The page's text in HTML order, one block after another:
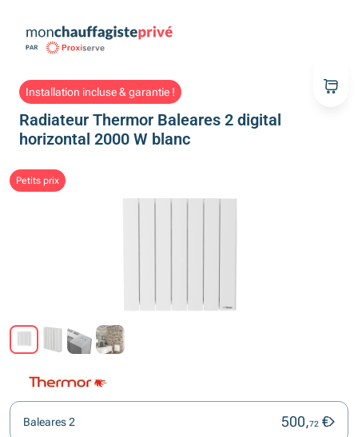
Installation incluse & garantie !
Radiateur Thermor Baleares 2 digital
horizontal 2000 W blanc
Petits prix
Baleares 2 500,72 €